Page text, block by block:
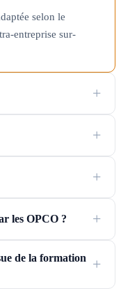
selon le
entreprise sur-
les OPCO ?
de la formation